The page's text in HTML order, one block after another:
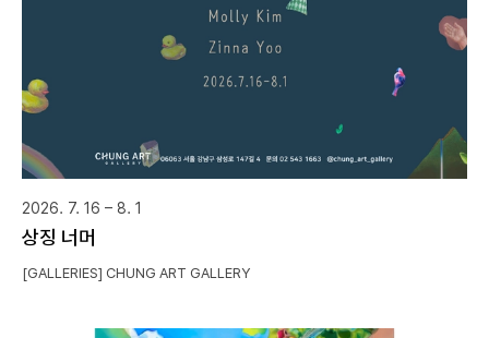
2026. 7. 16 – 8. 1
상징 너머
[GALLERIES] CHUNG ART GALLERY